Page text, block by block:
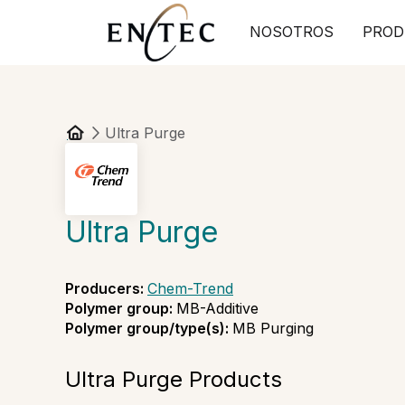
NOSOTROS
Ultra Purge
Ultra Purge
Producers: Chem-Trend
Polymer group: MB-Additive
Polymer group/type(s): MB Purging
Ultra Purge Products